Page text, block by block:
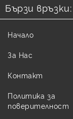
Бързи връзки:
Начало
За Нас
Контакт
Политика за
поверителност